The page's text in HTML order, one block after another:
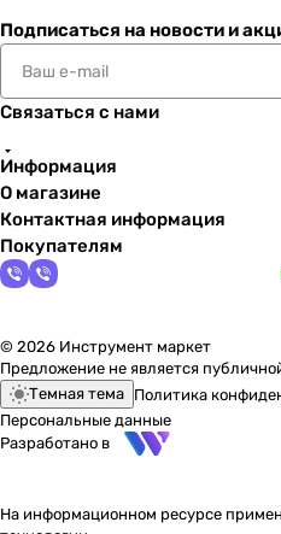
Подписаться на новости и
Связаться с нами
Информация
О магазине
Контактная информация
Покупателям
© 2026 Инструмент маркет
Предложение не является
Темная тема Политика
Персональные данные
Разработано в
На информационном ресурсе